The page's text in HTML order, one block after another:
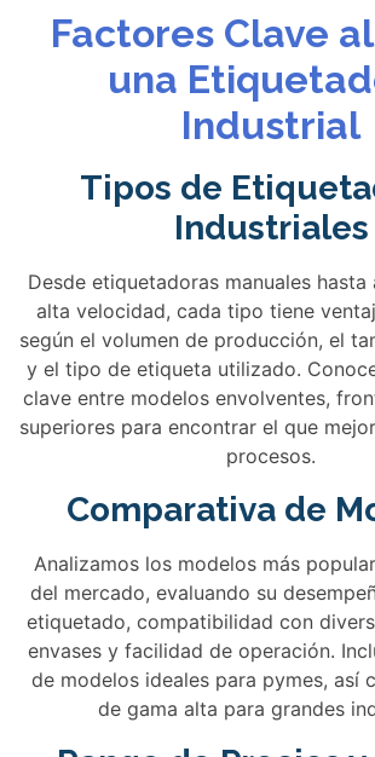
Factores Clave
una
Industrial
Tipos de
Industriales
Desde etiquetadoras manuales
alta velocidad, cada tipo tiene
según el volumen de producción, el
y el tipo de etiqueta utilizado.
clave entre modelos envolventes,
superiores para encontrar el que
procesos.
Comparativa de
Analizamos los modelos más
del mercado, evaluando su
etiquetado, compatibilidad con
envases y facilidad de operación.
de modelos ideales para pymes, así
de gama alta para grandes